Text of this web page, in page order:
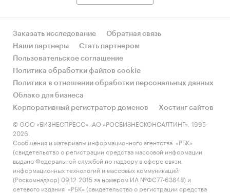
Заказать исследование
Обратная связь
Наши партнеры
Стать партнером
Пользовательское соглашение
Политика обработки файлов cookie
Политика в отношении обработки персональных данных
Облако для бизнеса
Корпоративный регистратор доменов
Хостинг сайтов
© ООО «БИЗНЕСПРЕСС», АО «РОСБИЗНЕСКОНСАЛТИНГ», 1995-
2026.
Сообщения и материалы информационного агентства «РБК»
(свидетельство о регистрации средства массовой информации
выдано Федеральной службой по надзору в сфере связи,
информационных технологий и массовых коммуникаций
(Роскомнадзор) 09.12.2015 за номером ИА №ФС77-63848) и
сетевого издания «РБК» (свидетельство о регистрации средства